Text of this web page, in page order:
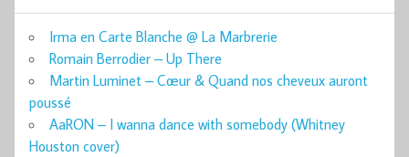
Irma en Carte Blanche @ La Marbrerie
Romain Berrodier – Up There
Martin Luminet – Cœur & Quand nos cheveux auront
poussé
AaRON – I wanna dance with somebody (Whitney
Houston cover)